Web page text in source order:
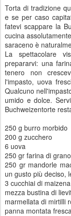
Torta di tradizione
e se per caso
fatevi scappare la
cucina
saraceno è
La spettacolare
prepararvi: una
tenero non
l'impasto, uova
Qualcuno
umido e dolce.
Buchweizentorte
250 g burro morbido
200 g zucchero
6 uova
250 gr farina di
250 gr mandorle
un gusto più deciso,
3 cucchiai di maizena
mezza bustina di
marmellata di mirtilli
panna montata